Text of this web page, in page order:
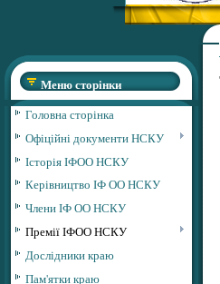
Меню сторінки
Головна сторінка
Офіційні документи НСКУ
Історія ІФОО НСКУ
Керівництво ІФ ОО НСКУ
Члени ІФ ОО НСКУ
Премії ІФОО НСКУ
Дослідники краю
Пам'ятки краю